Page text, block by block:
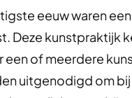
eeuw waren
Deze kunstpraktijk
of meerdere
uitgenodigd om